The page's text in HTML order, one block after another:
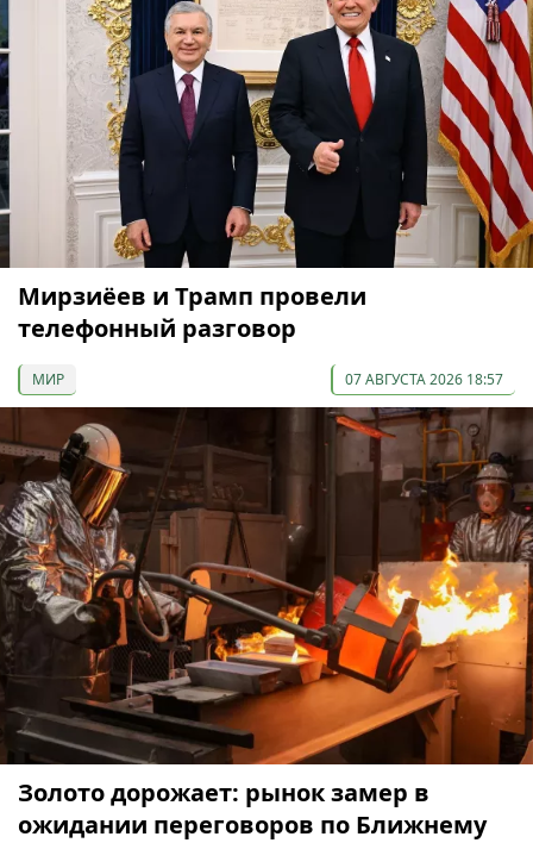
Мирзиёев и Трамп провели
телефонный разговор
МИР 07 АВГУСТА 2026 18:57
Золото дорожает: рынок замер в
ожидании переговоров по Ближнему